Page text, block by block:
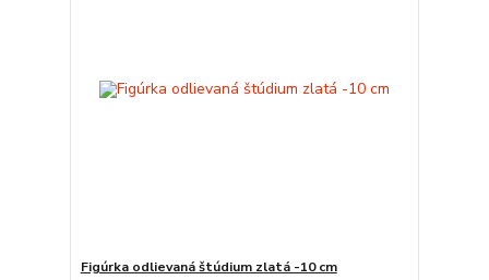
Figúrka odlievaná štúdium zlatá -10 cm